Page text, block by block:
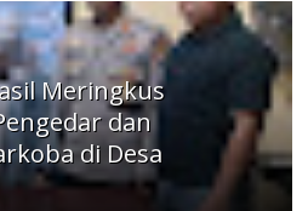
Meringkus
dan
di Desa